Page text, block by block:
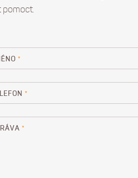
pomoct.